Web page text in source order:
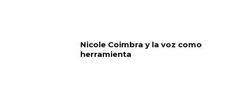
Nicole Coimbra y la voz como
herramienta